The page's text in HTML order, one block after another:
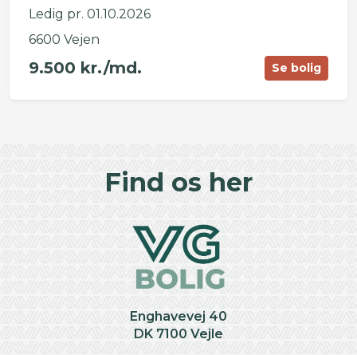
Ledig pr. 01.10.2026
6600 Vejen
9.500 kr./md. Se bolig
Find os her
Enghavevej 40
DK 7100 Vejle